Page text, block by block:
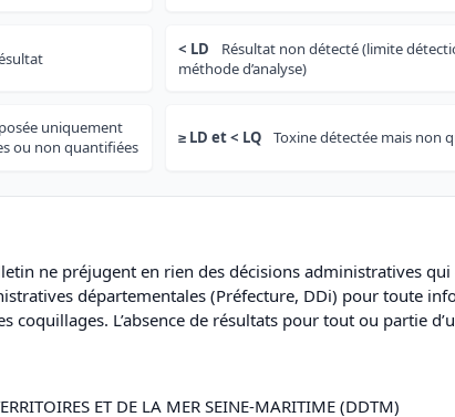
< LD
Résultat non détecté (limite
méthode d’analyse)
uniquement
ou non quantifiées
≥ LD et < LQ Toxine détectée mais non
ne préjugent en rien des décisions administratives
départementales (Préfecture, DDi) pour toute
coquillages. L’absence de résultats pour tout ou partie
ET DE LA MER SEINE-MARITIME (DDTM)